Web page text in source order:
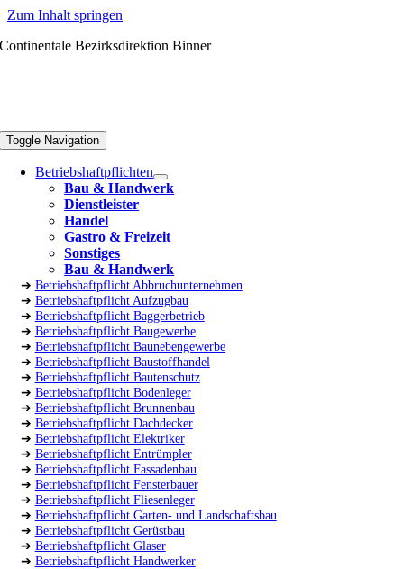
Zum Inhalt springen
Continentale Bezirksdirektion Binner
Toggle Navigation
Betriebshaftpflichten
Bau & Handwerk
Dienstleister
Handel
Gastro & Freizeit
Sonstiges
Bau & Handwerk
➔ Betriebshaftpflicht Abbruchunternehmen
➔ Betriebshaftpflicht Aufzugbau
➔ Betriebshaftpflicht Baggerbetrieb
➔ Betriebshaftpflicht Baugewerbe
➔ Betriebshaftpflicht Baunebengewerbe
➔ Betriebshaftpflicht Baustoffhandel
➔ Betriebshaftpflicht Bautenschutz
➔ Betriebshaftpflicht Bodenleger
➔ Betriebshaftpflicht Brunnenbau
➔ Betriebshaftpflicht Dachdecker
➔ Betriebshaftpflicht Elektriker
➔ Betriebshaftpflicht Entrümpler
➔ Betriebshaftpflicht Fassadenbau
➔ Betriebshaftpflicht Fensterbauer
➔ Betriebshaftpflicht Fliesenleger
➔ Betriebshaftpflicht Garten- und Landschaftsbau
➔ Betriebshaftpflicht Gerüstbau
➔ Betriebshaftpflicht Glaser
➔ Betriebshaftpflicht Handwerker